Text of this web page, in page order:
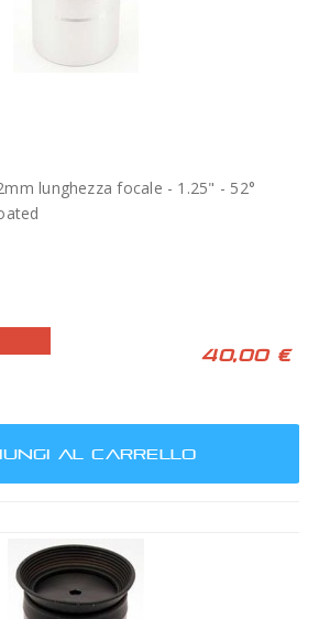
lunghezza focale - 1.25" - 52°
40,00 €
AL CARRELLO